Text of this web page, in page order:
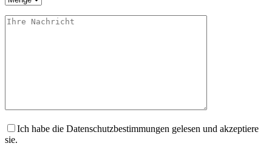
Ich habe die Datenschutzbestimmungen gelesen und akzeptiere
sie.